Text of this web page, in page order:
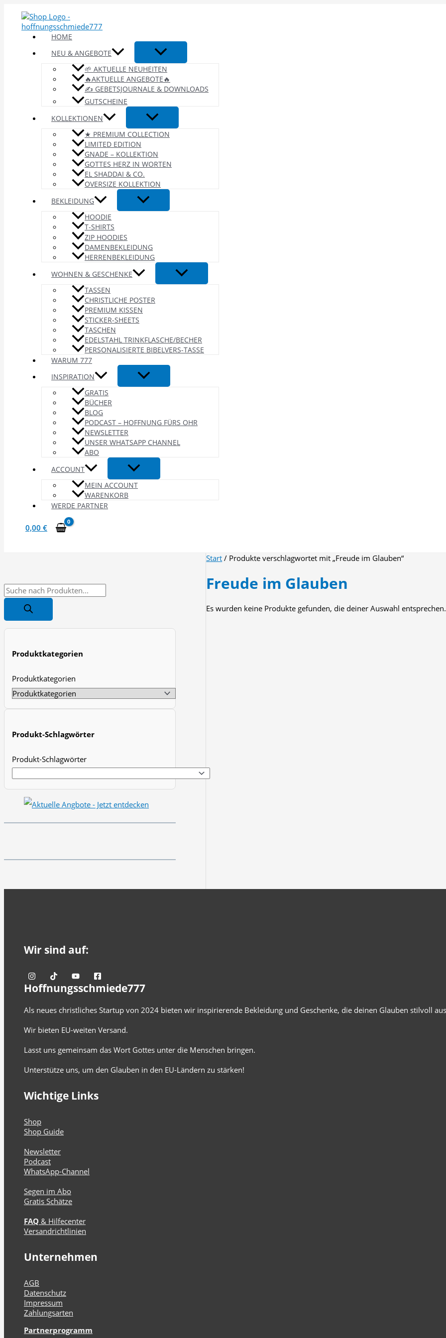
Inhalt
springen
HOME
NEU & ANGEBOTE
🌱 AKTUELLE NEUHEITEN
🔥AKTUELLE ANGEBOTE🔥
✍️ GEBETSJOURNALE & DOWNLOADS
GUTSCHEINE
KOLLEKTIONEN
★ PREMIUM COLLECTION
LIMITED EDITION
GNADE – KOLLEKTION
GOTTES HERZ IN WORTEN
EL SHADDAI & CO.
OVERSIZE KOLLEKTION
BEKLEIDUNG
HOODIE
T-SHIRTS
ZIP HOODIES
DAMENBEKLEIDUNG
HERRENBEKLEIDUNG
WOHNEN & GESCHENKE
TASSEN
CHRISTLICHE POSTER
PREMIUM KISSEN
STICKER-SHEETS
TASCHEN
EDELSTAHL TRINKFLASCHE/BECHER
PERSONALISIERTE BIBELVERS-TASSE
WARUM 777
INSPIRATION
GRATIS
BÜCHER
BLOG
PODCAST – HOFFNUNG FÜRS OHR
NEWSLETTER
UNSER WHATSAPP CHANNEL
ABO
ACCOUNT
MEIN ACCOUNT
WARENKORB
WERDE PARTNER
0,00 €
P
o
s
Produktkategorien
Produktkategorien
Produkt-Schlagwörter
Produkt-Schlagwörter
Start / Produkte verschlagwortet mit „Freude im Glauben“
Freude im Glauben
Es wurden keine Produkte gefunden, die deiner Auswahl entsprechen.
Wir sind auf:
Hoffnungsschmiede777
Als neues christliches Startup von 2024 bieten wir inspirierende Bekleidung und Geschenke, die deinen Glauben stilvoll
Wir bieten EU-weiten Versand.
Lasst uns gemeinsam das Wort Gottes unter die Menschen bringen.
Unterstütze uns, um den Glauben in den EU-Ländern zu stärken!
Wichtige Links
Shop
Shop Guide
Newsletter
Podcast
WhatsApp-Channel
Segen im Abo
Gratis Schätze
FAQ & Hilfecenter
Versandrichtlinien
Unternehmen
AGB
Datenschutz
Impressum
Zahlungsarten
Partnerprogramm